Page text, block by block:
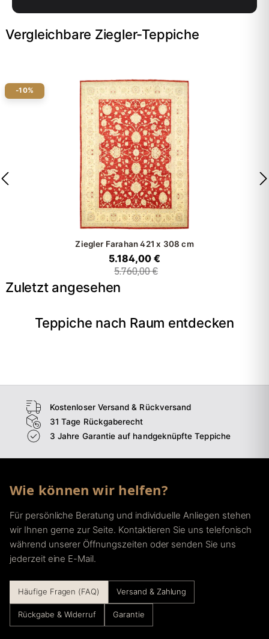
Vergleichbare Ziegler-Teppiche
-10%
Ziegler Farahan 421 x 308 cm
5.184,00 €
5.760,00 €
Zuletzt angesehen
Teppiche nach Raum entdecken
Wohnzimmer
Kostenloser Versand & Rückversand
31 Tage Rückgaberecht
3 Jahre Garantie auf handgeknüpfte Teppiche
Wie können wir helfen?
Für persönliche Beratung und individuelle Anliegen stehen
wir Ihnen gerne zur Seite. Kontaktieren Sie uns telefonisch
während unserer Öffnungszeiten oder senden Sie uns
jederzeit eine E-Mail.
Häufige Fragen (FAQ) Versand & Zahlung
Rückgabe & Widerruf Garantie